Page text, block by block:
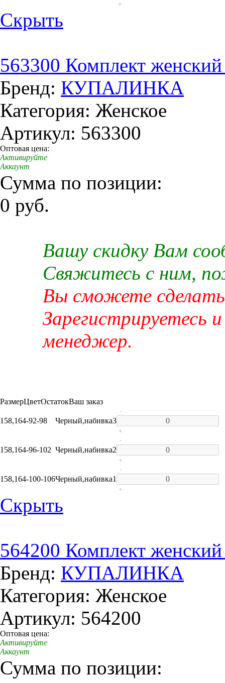
+
Скрыть
563300 Комплект
Бренд: КУПАЛИНКА
Категория: Женское
Артикул: 563300
Оптовая цена:
Активируйте
Аккаунт
Сумма по позиции:
0 руб.
Вашу скидку Вам
Свяжитесь с ним,
Вы сможете сделать
Зарегистрируетесь
менеджер.
РазмерЦветОстатокВаш заказ
158,164-92-98 Черный,набивка3
-
+
158,164-96-102 Черный,набивка2
-
+
158,164-100-106Черный,набивка1
-
+
Скрыть
564200 Комплект
Бренд: КУПАЛИНКА
Категория: Женское
Артикул: 564200
Оптовая цена:
Активируйте
Аккаунт
Сумма по позиции: